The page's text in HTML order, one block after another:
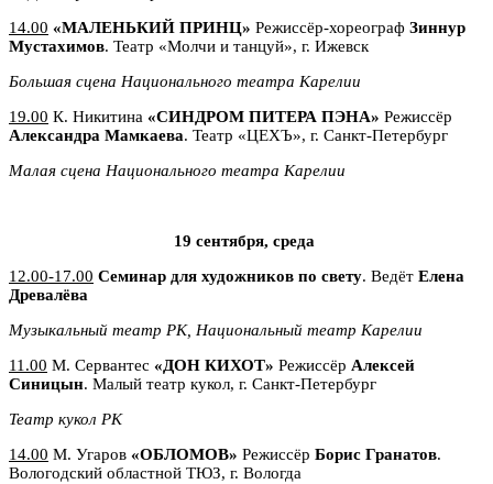
14.00 «МАЛЕНЬКИЙ ПРИНЦ» Режиссёр-хореограф Зиннур
Мустахимов. Театр «Молчи и танцуй», г. Ижевск
Большая сцена Национального театра Карелии
19.00 К. Никитина «СИНДРОМ ПИТЕРА ПЭНА» Режиссёр
Александра Мамкаева. Театр «ЦЕХЪ», г. Санкт-Петербург
Малая сцена Национального театра Карелии
19 сентября, среда
12.00-17.00 Семинар для художников по свету. Ведёт Елена
Древалёва
Музыкальный театр РК, Национальный театр Карелии
11.00 М. Сервантес «ДОН КИХОТ» Режиссёр Алексей
Синицын. Малый театр кукол, г. Санкт-Петербург
Театр кукол РК
14.00 М. Угаров «ОБЛОМОВ» Режиссёр Борис Гранатов.
Вологодский областной ТЮЗ, г. Вологда